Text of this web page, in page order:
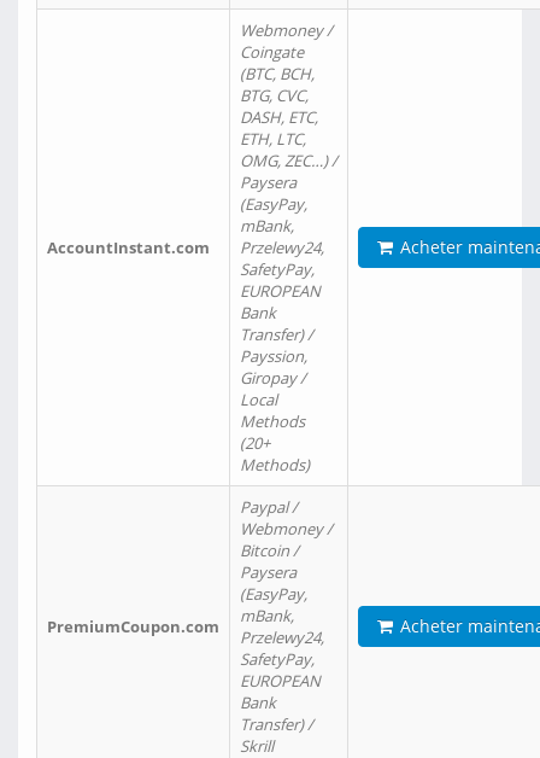
AccountInstant.com
Webmoney /
Coingate
(BTC, BCH,
BTG, CVC,
DASH, ETC,
ETH, LTC,
OMG, ZEC…) /
Paysera
(EasyPay,
mBank,
Przelewy24,
SafetyPay,
EUROPEAN
Bank
Transfer) /
Payssion,
Giropay /
Local
Methods
(20+
Methods)
Acheter
PremiumCoupon.com
Paypal /
Webmoney /
Bitcoin /
Paysera
(EasyPay,
mBank,
Przelewy24,
SafetyPay,
EUROPEAN
Bank
Transfer) /
Skrill
Acheter